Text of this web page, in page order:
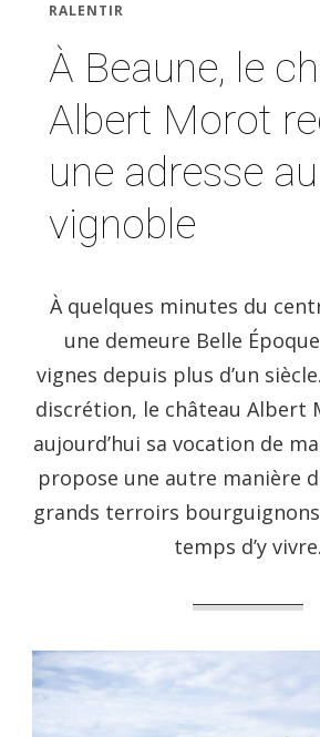
RALENTIR
À Beaune, le
Albert Morot
une adresse au
vignoble
À quelques minutes du
une demeure Belle
vignes depuis plus d’un
discrétion, le château Albert
aujourd’hui sa vocation de
propose une autre manière
grands terroirs
temps d’y vivre.